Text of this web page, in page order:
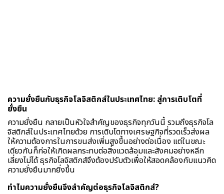
ความยั่งยืนกับธุรกิจโลจิสติกส์ในประเทศไทย: สู่การเติบโตที่
ยั่งยืน
ความยั่งยืน กลายเป็นหัวใจสำคัญของธุรกิจทุกวันนี้ รวมถึงธุรกิจโล
จิสติกส์ในประเทศไทยด้วย การเติบโตทางเศรษฐกิจที่รวดเร็วส่งผล
ให้ความต้องการในการขนส่งเพิ่มสูงขึ้นอย่างต่อเนื่อง แต่ในขณะ
เดียวกันก็ก่อให้เกิดผลกระทบต่อสิ่งแวดล้อมและสังคมอย่างหลีก
เลี่ยงไม่ได้ ธุรกิจโลจิสติกส์จึงต้องปรับตัวเพื่อให้สอดคล้องกับแนวคิด
ความยั่งยืนมากยิ่งขึ้น
ทำไมความยั่งยืนจึงสำคัญต่อธุรกิจโลจิสติกส์?